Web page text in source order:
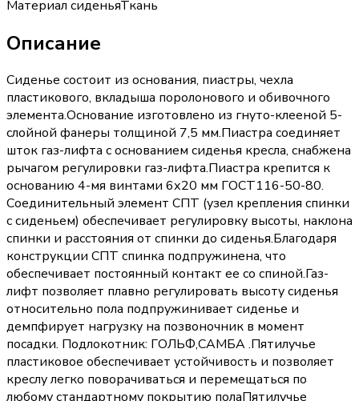
Материал сиденьяТкань
Описание
Сиденье состоит из основания, пиастры, чехла
пластикового, вкладыша поролонового и обивочного
элемента.Основание изготовлено из гнуто-клееной 5-
слойной фанеры толщиной 7,5 мм.Пиастра соединяет
шток газ-лифта с основанием сиденья кресла, снабжена
рычагом регулировки газ-лифта.Пиастра крепится к
основанию 4-мя винтами 6х20 мм ГОСТ116-50-80.
Соединительный элемент СПТ (узел крепления спинки
с сиденьем) обеспечивает регулировку высоты, наклона
спинки и расстояния от спинки до сиденья.Благодаря
конструкции СПТ спинка подпружинена, что
обеспечивает постоянный контакт ее со спиной.Газ-
лифт позволяет плавно регулировать высоту сиденья
относительно пола подпружинивает сиденье и
демпфирует нагрузку на позвоночник в момент
посадки. Подлокотник: ГОЛЬФ,САМБА .Пятилучье
пластиковое обеспечивает устойчивость и позволяет
креслу легко поворачиваться и перемещаться по
любому стандартному покрытию полаПятилучье